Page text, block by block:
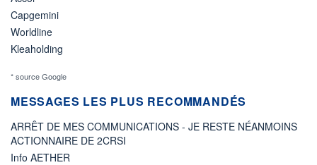
Capgemini
Worldline
Kleaholding
* source Google
MESSAGES LES PLUS RECOMMANDÉS
ARRÊT DE MES COMMUNICATIONS - JE RESTE NÉANMOINS
ACTIONNAIRE DE 2CRSI
Info AETHER